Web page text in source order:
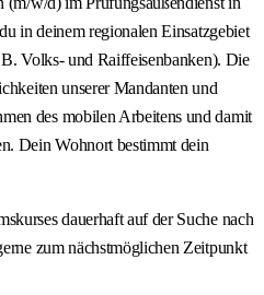
in deinem regionalen Einsatzgebiet
Volks- und Raiffeisenbanken). Die
unserer Mandanten und
des mobilen Arbeitens und damit
Dein Wohnort bestimmt dein
dauerhaft auf der Suche nach
zum nächstmöglichen Zeitpunkt